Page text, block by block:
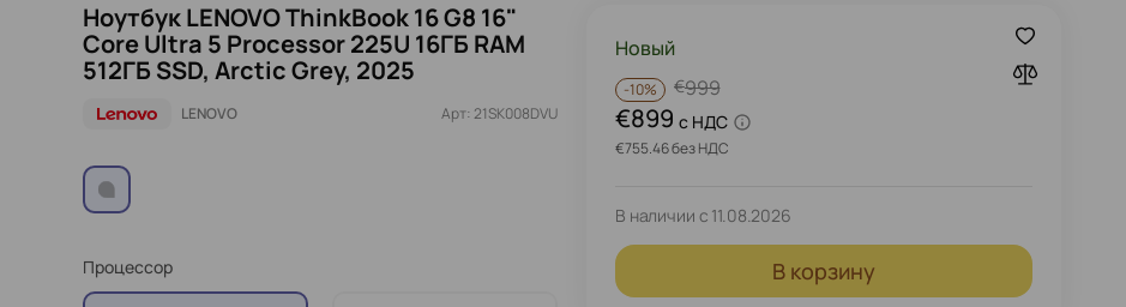
Ноутбук LENOVO ThinkBook 16 G8 16"
Core Ultra 5 Processor 225U 16ГБ RAM
512ГБ SSD, Arctic Grey, 2025
LENOVO Арт: 21SK008DVU
Процессор
Новый
€899 c НДС
€755.46 без НДС
-10% 999
€
В наличии с 11.08.2026
В корзину